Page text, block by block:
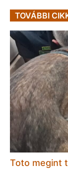
TOVÁBBI
Toto megint